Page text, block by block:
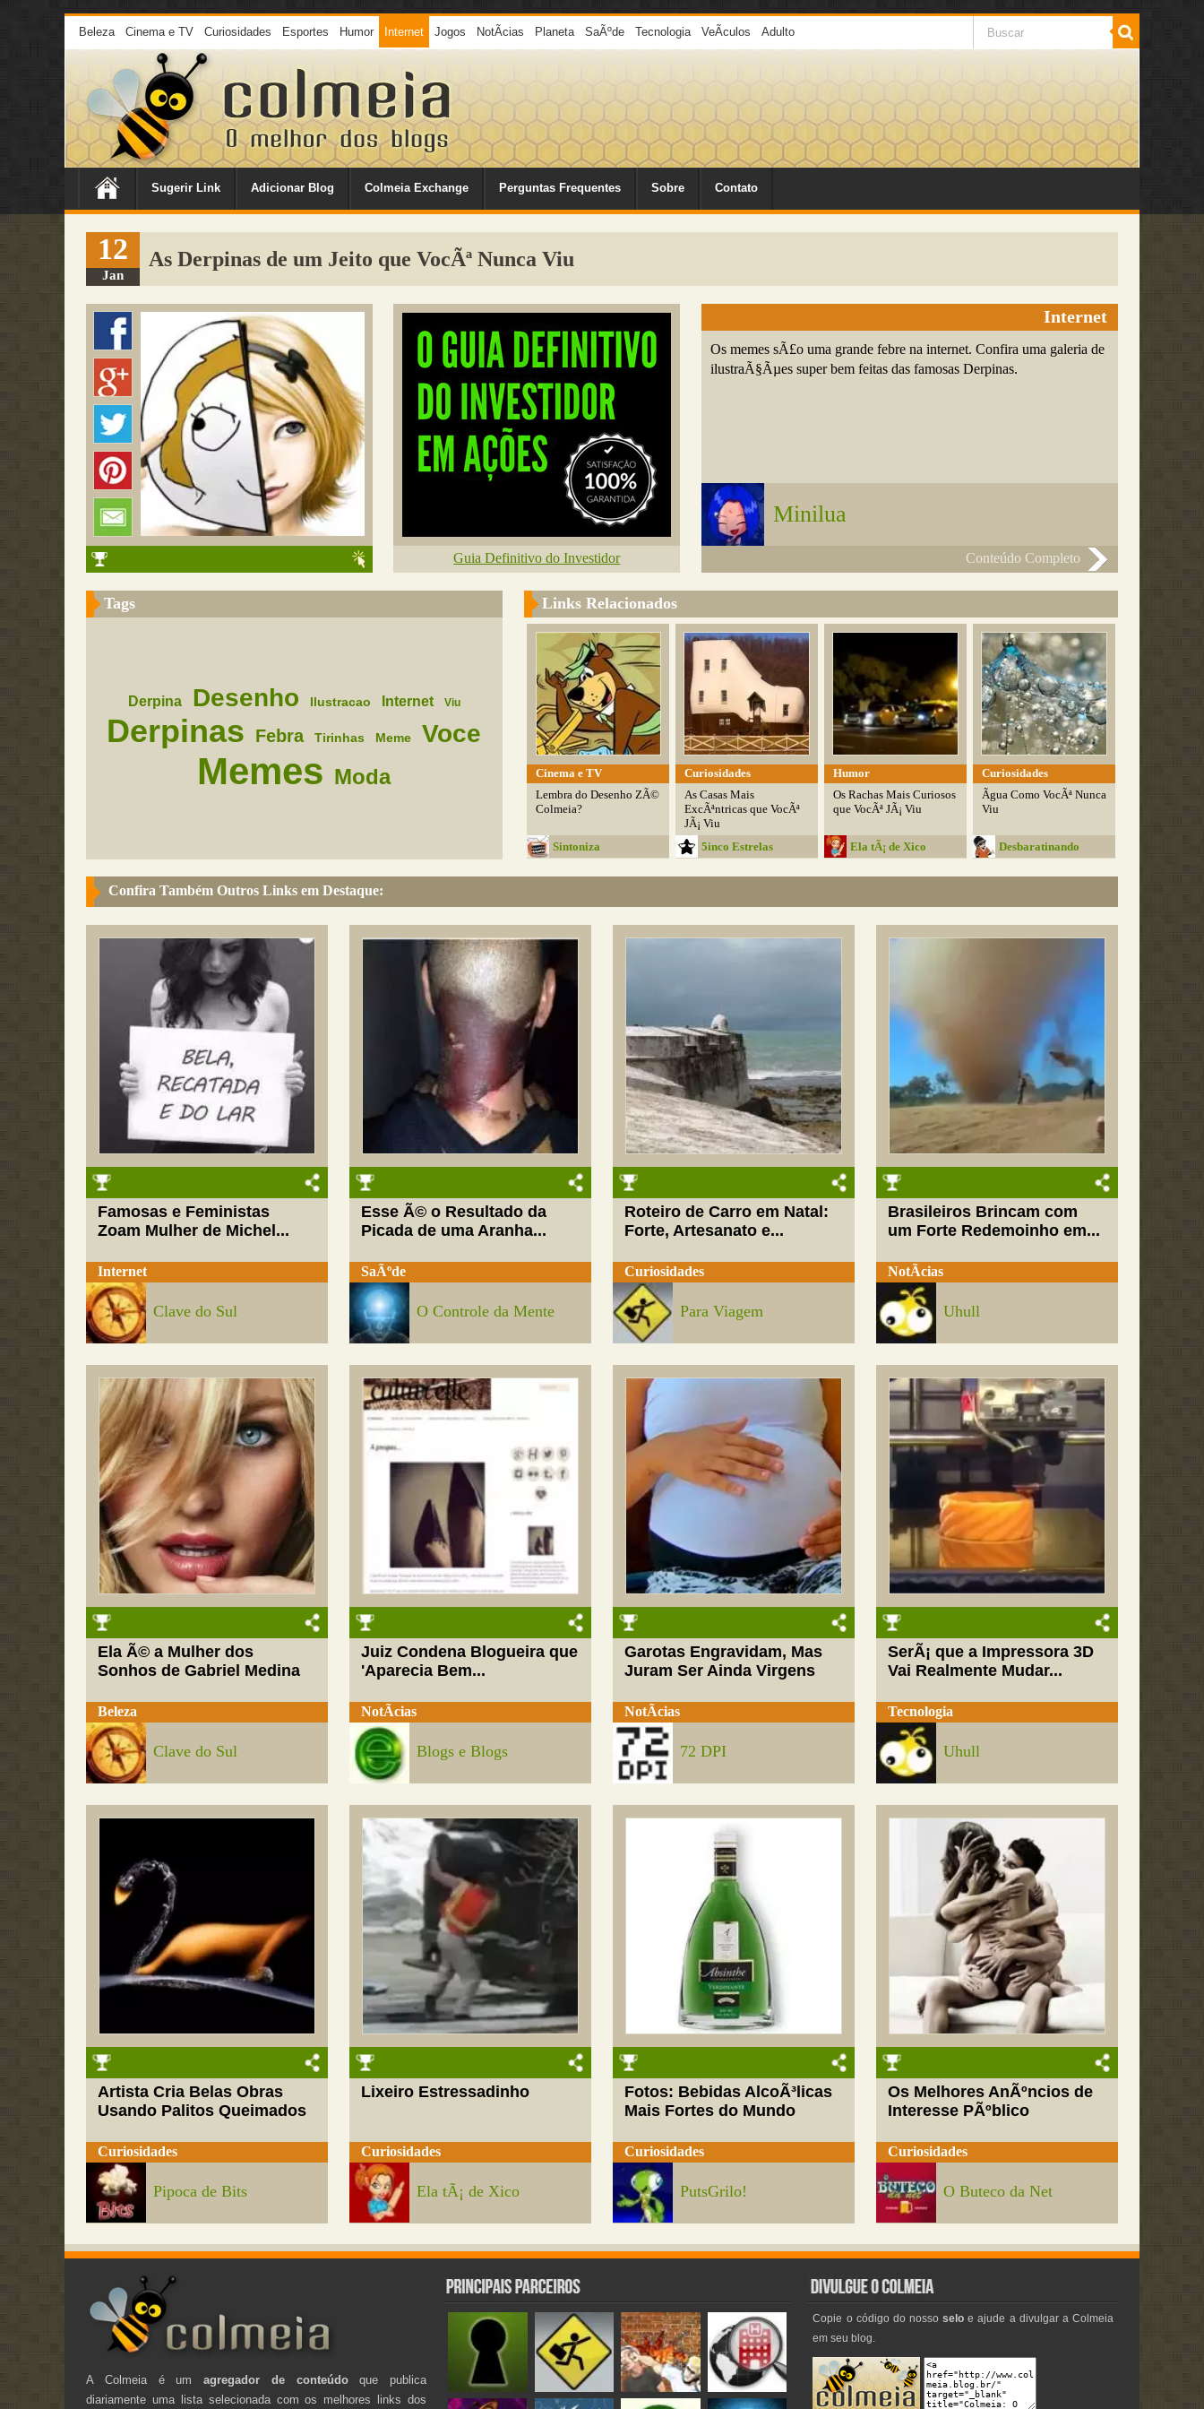
Beleza Cinema e TV Curiosidades Esportes Humor Internet Jogos NotÃ­cias Planeta SaÃºde Tecnologia VeÃ­culos Adulto
Sugerir Link Adicionar Blog Colmeia Exchange Perguntas Frequentes Sobre Contato
12
Jan
As Derpinas de um Jeito que VocÃª Nunca Viu
Guia Definitivo do Investidor
Internet
Os memes sÃ£o uma grande febre na internet. Confira uma galeria de
ilustraÃ§Ãµes super bem feitas das famosas Derpinas.
Minilua
Conteúdo Completo
Tags
Derpina Desenho Ilustracao Internet Viu
Derpinas Febra Tirinhas Meme Voce
Memes Moda
Links Relacionados
Cinema e TV
Lembra do Desenho ZÃ©
Colmeia?
Sintoniza
Curiosidades
As Casas Mais
ExcÃªntricas que VocÃª
JÃ¡ Viu
5inco Estrelas
Humor
Os Rachas Mais Curiosos
que VocÃª JÃ¡ Viu
Ela tÃ¡ de Xico
Curiosidades
Ãgua Como VocÃª Nunca
Viu
Desbaratinando
Confira Também Outros Links em Destaque:
Famosas e Feministas
Zoam Mulher de Michel...
Internet
Clave do Sul
Esse Ã© o Resultado da
Picada de uma Aranha...
SaÃºde
O Controle da Mente
Roteiro de Carro em Natal:
Forte, Artesanato e...
Curiosidades
Para Viagem
Brasileiros Brincam com
um Forte Redemoinho em...
NotÃ­cias
Uhull
Ela Ã© a Mulher dos
Sonhos de Gabriel Medina
Beleza
Clave do Sul
Juiz Condena Blogueira que
'Aparecia Bem...
NotÃ­cias
Blogs e Blogs
Garotas Engravidam, Mas
Juram Ser Ainda Virgens
NotÃ­cias
72 DPI
SerÃ¡ que a Impressora 3D
Vai Realmente Mudar...
Tecnologia
Uhull
Artista Cria Belas Obras
Usando Palitos Queimados
Curiosidades
Pipoca de Bits
Lixeiro Estressadinho
Curiosidades
Ela tÃ¡ de Xico
Fotos: Bebidas AlcoÃ³licas
Mais Fortes do Mundo
Curiosidades
PutsGrilo!
Os Melhores AnÃºncios de
Interesse PÃºblico
Curiosidades
O Buteco da Net
A Colmeia é umagregador de conteúdoque publica
diariamente uma lista selecionada com os melhores links dos
Copie o código do nossoselo e ajude a divulgar a Colmeia
em seu blog.